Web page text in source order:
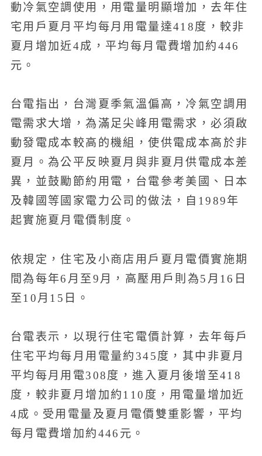
動冷氣空調使用，用電量明顯增加，去年住
宅用戶夏月平均每月用電量達418度，較非
夏月增加近4成，平均每月電費增加約446
元。
台電指出，台灣夏季氣溫偏高，冷氣空調用
電需求大增，為滿足尖峰用電需求，必須啟
動發電成本較高的機組，使供電成本高於非
夏月。為公平反映夏月與非夏月供電成本差
異，並鼓勵節約用電，台電參考美國、日本
及韓國等國家電力公司的做法，自1989年
起實施夏月電價制度。
依規定，住宅及小商店用戶夏月電價實施期
間為每年6月至9月，高壓用戶則為5月16日
至10月15日。
台電表示，以現行住宅電價計算，去年每戶
住宅平均每月用電量約345度，其中非夏月
平均每月用電308度，進入夏月後增至418
度，較非夏月增加約110度，用電量增加近
4成。受用電量及夏月電價雙重影響，平均
每月電費增加約446元。